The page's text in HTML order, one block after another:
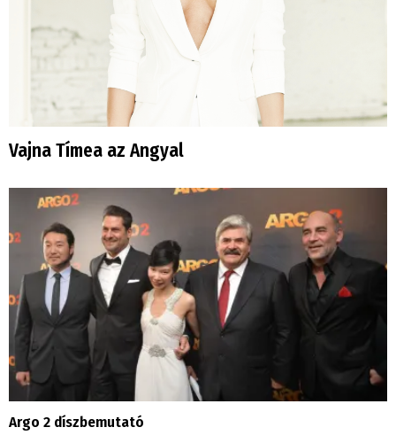
Vajna Tímea az Angyal
Argo 2 díszbemutató